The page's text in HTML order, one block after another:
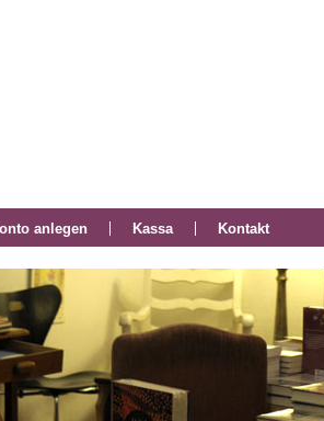
anlegen Kassa Kontakt